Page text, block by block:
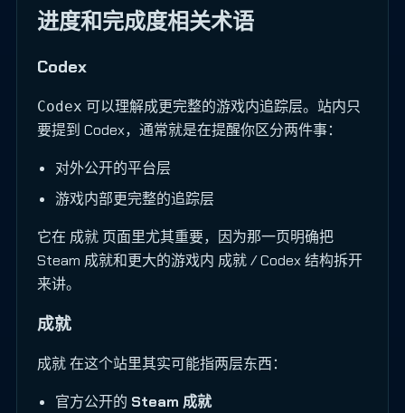
进度和完成度相关术语
Codex
Codex 可以理解成更完整的游戏内追踪层。站内只
要提到 Codex，通常就是在提醒你区分两件事：
对外公开的平台层
游戏内部更完整的追踪层
它在 成就 页面里尤其重要，因为那一页明确把
Steam 成就和更大的游戏内 成就 / Codex 结构拆开
来讲。
成就
成就在这个站里其实可能指两层东西：
官方公开的 Steam 成就